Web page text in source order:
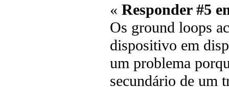
« Responder #5
Os ground loops
dispositivo em
um problema
secundário de um